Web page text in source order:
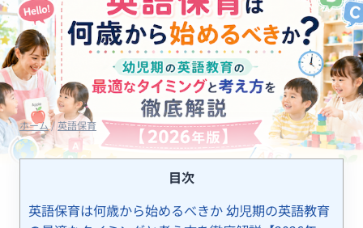
ホーム /英語保育
目次
英語保育は何歳から始めるべきか 幼児期の英語教育